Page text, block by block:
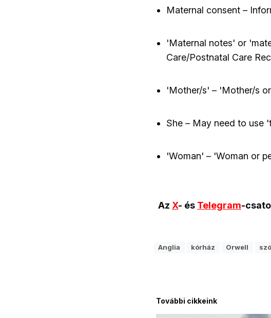
Maternal consent –
'Maternal notes' or
Care/Postnatal Care
'Mother/s' – 'Mother/s
She – May need to use
'Woman' – 'Woman or
Az X- és Telegram-
Anglia kórház Orwell
További cikkeink